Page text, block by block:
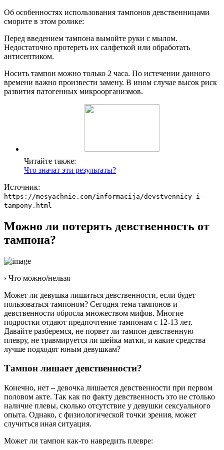
Об особенностях использования тампонов девственницами
сморите в этом ролике:
Перед введением тампона вымойте руки с мылом.
Недостаточно протереть их салфеткой или обработать
антисептиком.
Носить тампон можно только 2 часа. По истечении данного
времени важно произвести замену. В ином случае высок риск
развития патогенных микроорганизмов.
Читайте также:
Что значат эти результаты?
Источник:
https://mesyachnie.com/informacija/devstvennicy-i-
tampony.html
Можно ли потерять девственность от
тампона?
› Что можно/нельзя
Может ли девушка лишиться девственности, если будет
пользоваться тампоном? Сегодня тема тампонов и
девственности обросла множеством мифов. Многие
подростки отдают предпочтение тампонам с 12-13 лет.
Давайте разберемся, не порвет ли тампон девственную
плевру, не травмируется ли шейка матки, и какие средства
лучше подходят юным девушкам?
Тампон лишает девственности?
Конечно, нет – девочка лишается девственности при первом
половом акте. Так как по факту девственность это не столько
наличие плевы, сколько отсутствие у девушки сексуального
опыта. Однако, с физиологической точки зрения, может
случиться иная ситуация.
Может ли тампон как-то навредить плевре: